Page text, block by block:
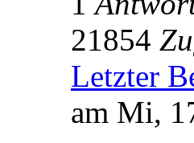
21854
Letzter
am Mi,